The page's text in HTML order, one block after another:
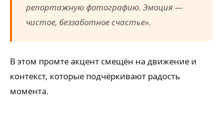
репортажную фотографию. Эмоция —
чистое, беззаботное счастье».
В этом промте акцент смещён на движение и
контекст, которые подчёркивают радость
момента.